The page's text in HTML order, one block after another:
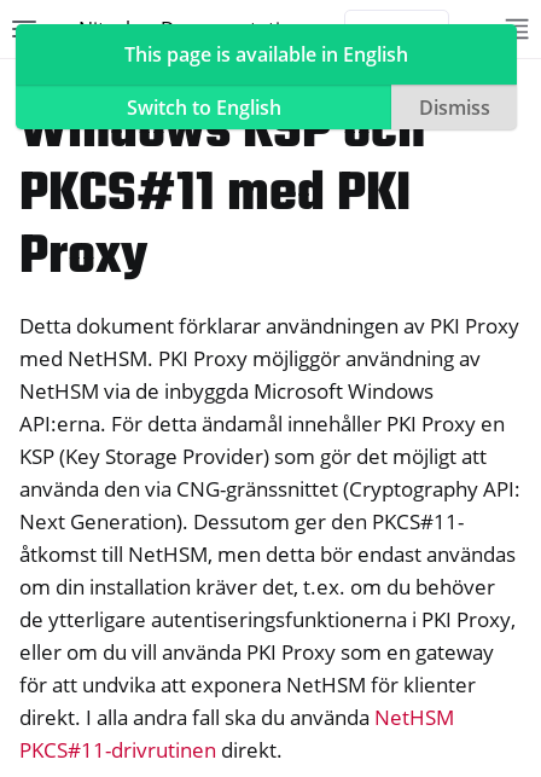
Nitrokey Documentation
navigation of NitroPad, NitroPC
navigation of NetHSM
Windows KSP och
PKCS#11 med PKI
Proxy
Detta dokument förklarar användningen av PKI Proxy
med NetHSM. PKI Proxy möjliggör användning av
NetHSM via de inbyggda Microsoft Windows
API:erna. För detta ändamål innehåller PKI Proxy en
KSP (Key Storage Provider) som gör det möjligt att
använda den via CNG-gränssnittet (Cryptography API:
Next Generation). Dessutom ger den PKCS#11-
åtkomst till NetHSM, men detta bör endast användas
om din installation kräver det, t.ex. om du behöver
de ytterligare autentiseringsfunktionerna i PKI Proxy,
eller om du vill använda PKI Proxy som en gateway
för att undvika att exponera NetHSM för klienter
direkt. I alla andra fall ska du använda NetHSM
PKCS#11-drivrutinen direkt.
This page is available in English
Switch to English
Dismiss